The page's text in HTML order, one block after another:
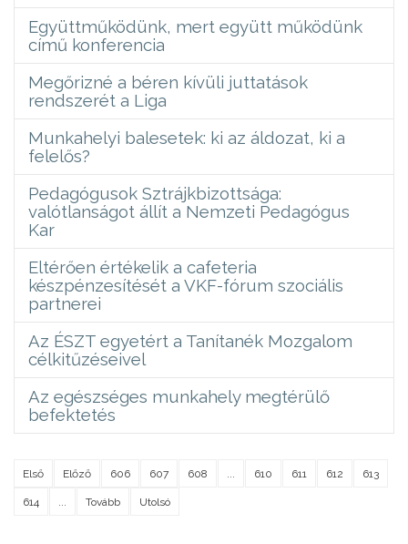
Együttműködünk, mert együtt működünk
című konferencia
Megőrizné a béren kívüli juttatások
rendszerét a Liga
Munkahelyi balesetek: ki az áldozat, ki a
felelős?
Pedagógusok Sztrájkbizottsága:
valótlanságot állít a Nemzeti Pedagógus
Kar
Eltérően értékelik a cafeteria
készpénzesítését a VKF-fórum szociális
partnerei
Az ÉSZT egyetért a Tanítanék Mozgalom
célkitűzéseivel
Az egészséges munkahely megtérülő
befektetés
Első Előző 606 607 608 610 611 612 613
614 Tovább Utolsó